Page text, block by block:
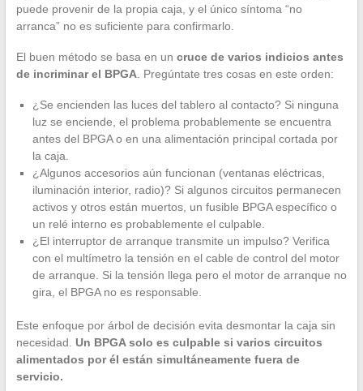
puede provenir de la propia caja, y el único síntoma “no
arranca” no es suficiente para confirmarlo.
El buen método se basa en un cruce de varios indicios antes
de incriminar el BPGA. Pregúntate tres cosas en este orden:
¿Se encienden las luces del tablero al contacto? Si ninguna
luz se enciende, el problema probablemente se encuentra
antes del BPGA o en una alimentación principal cortada por
la caja.
¿Algunos accesorios aún funcionan (ventanas eléctricas,
iluminación interior, radio)? Si algunos circuitos permanecen
activos y otros están muertos, un fusible BPGA específico o
un relé interno es probablemente el culpable.
¿El interruptor de arranque transmite un impulso? Verifica
con el multímetro la tensión en el cable de control del motor
de arranque. Si la tensión llega pero el motor de arranque no
gira, el BPGA no es responsable.
Este enfoque por árbol de decisión evita desmontar la caja sin
necesidad. Un BPGA solo es culpable si varios circuitos
alimentados por él están simultáneamente fuera de
servicio.